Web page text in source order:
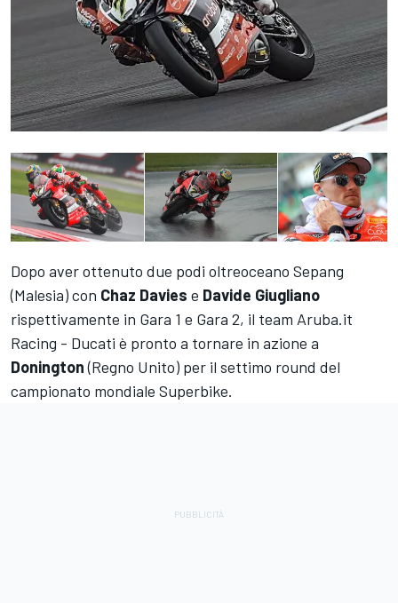
Dopo aver ottenuto due podi oltreoceano Sepang
(Malesia) con Chaz Davies e Davide Giugliano
rispettivamente in Gara 1 e Gara 2, il team Aruba.it
Racing - Ducati è pronto a tornare in azione a
Donington(Regno Unito) per il settimo round del
campionato mondiale Superbike.